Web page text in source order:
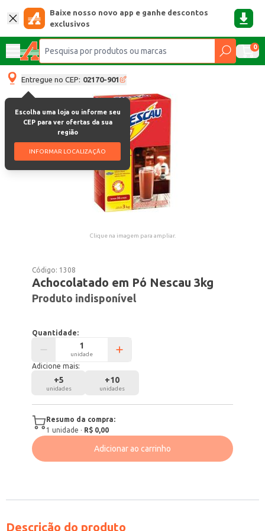
Baixe nosso novo app e ganhe descontos
exclusivos
0
Entregue no CEP: 02170-901
Escolha uma loja ou informe seu
CEP para ver ofertas da sua
região
INFORMAR LOCALIZAÇÃO
Clique na imagem para ampliar.
Código: 1308
Achocolatado em Pó Nescau 3kg
Produto indisponível
Quantidade:
unidade
Adicione mais:
+5
unidades
+10
unidades
Resumo da compra:
1 unidade · R$ 0,00
Adicionar ao carrinho
Descrição do produto